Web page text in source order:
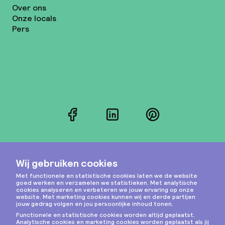
Over ons
Onze locals
Pers
FacebookLinkedInPinterest
Instagram